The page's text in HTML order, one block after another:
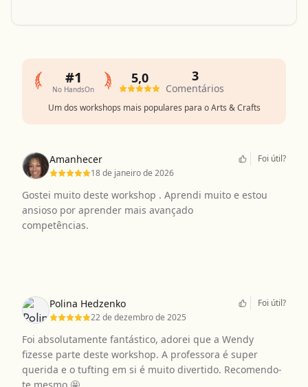
#1
No HandsOn
Um dos workshops mais populares para o Arts & Crafts
5,0 3
Comentários
Amanhecer
18 de janeiro de 2026
Foi útil?
Gostei muito deste workshop . Aprendi muito e estou
ansioso por aprender mais avançado
competências.
Polina Hedzenko
22 de dezembro de 2025
Foi útil?
Foi absolutamente fantástico, adorei que a Wendy
fizesse parte deste workshop. A professora é super
querida e o tufting em si é muito divertido. Recomendo-